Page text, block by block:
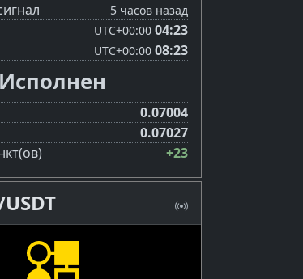
5 часов назад
UTC+00:00 04:23
UTC+00:00 08:23
Исполнен
0.07004
0.07027
+23